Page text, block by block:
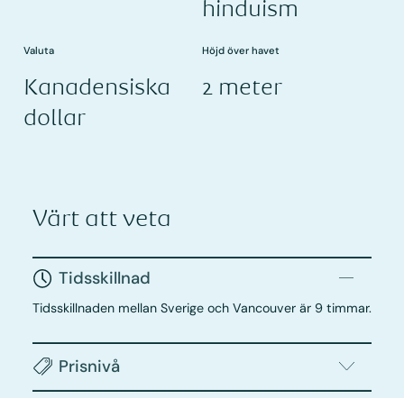
hinduism
Valuta
Kanadensiska
dollar
Höjd över havet
2 meter
Värt att veta
Tidsskillnad
Tidsskillnaden mellan Sverige och Vancouver är 9 timmar.
Prisnivå